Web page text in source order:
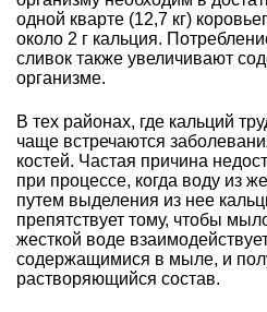
одной кварте (12,7 кг)
около 2 г кальция.
сливок также увеличивают
организме.
В тех районах, где кальций
чаще встречаются
костей. Частая причина
при процессе, когда воду из
путем выделения из нее
препятствует тому, чтобы
жесткой воде
содержащимися в мыле, и
растворяющийся состав.